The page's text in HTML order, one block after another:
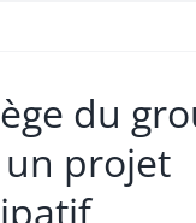
du
un projet